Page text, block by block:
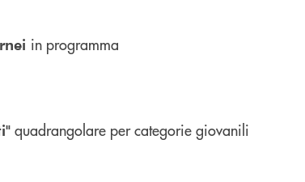
in programma
quadrangolare per categorie giovanili